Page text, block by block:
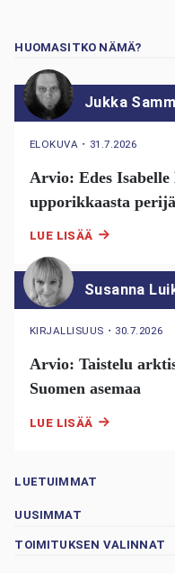
HUOMASITKO NÄMÄ?
Jukka
ELOKUVA ・ 31.7.2026
Arvio: Edes
upporikkaasta
LUE LISÄÄ
Susanna
KIRJALLISUUS ・ 30.7.2026
Arvio: Taistelu
Suomen asemaa
LUE LISÄÄ
LUETUIMMAT
UUSIMMAT
TOIMITUKSEN VALINNAT